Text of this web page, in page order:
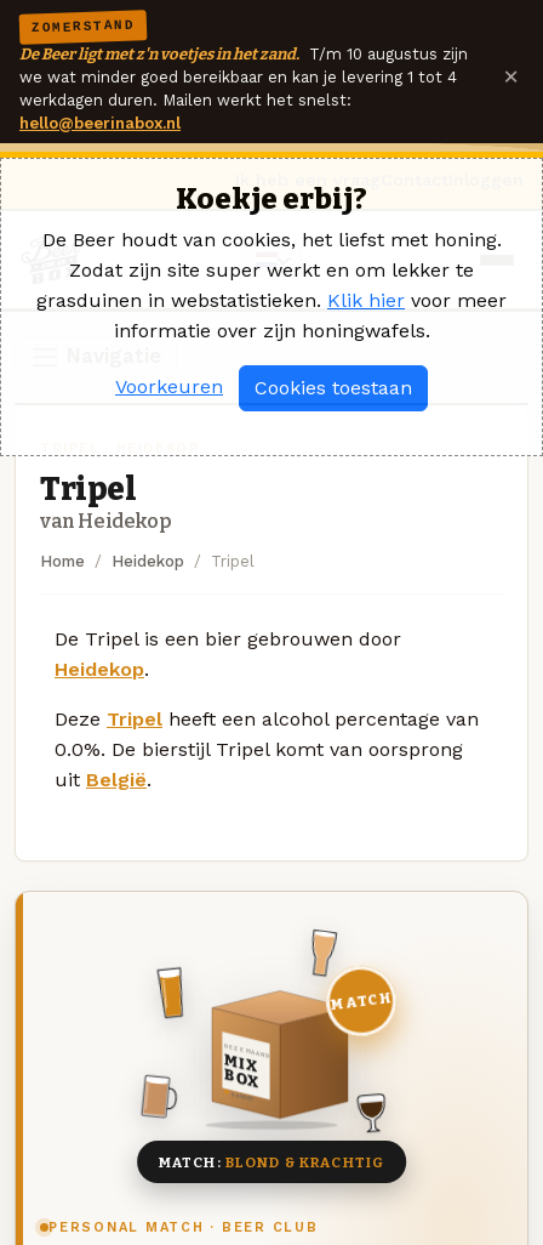
ZOMERSTAND
De Beer ligt met z'n voetjes in het zand. T/m 10 augustus zijn
we wat minder goed bereikbaar en kan je levering 1 tot 4
werkdagen duren. Mailen werkt het snelst:
hello@beerinabox.nl
×
Tripel
van Heidekop
Home Heidekop Tripel
De Tripel is een bier gebrouwen door
Heidekop.
Deze Tripel heeft een alcohol percentage van
0.0%. De bierstijl Tripel komt van oorsprong
uit België.
PERSONAL MATCH · BEER CLUB
DEZE MAAND
MIX
BOX
8 BIEREN
MATCH
MATCH: BLOND & KRACHTIG
Koekje erbij?
De Beer houdt van cookies, het liefst met honing.
Zodat zijn site super werkt en om lekker te
grasduinen in webstatistieken. Klik hier voor meer
informatie over zijn honingwafels.
Voorkeuren Cookies toestaan